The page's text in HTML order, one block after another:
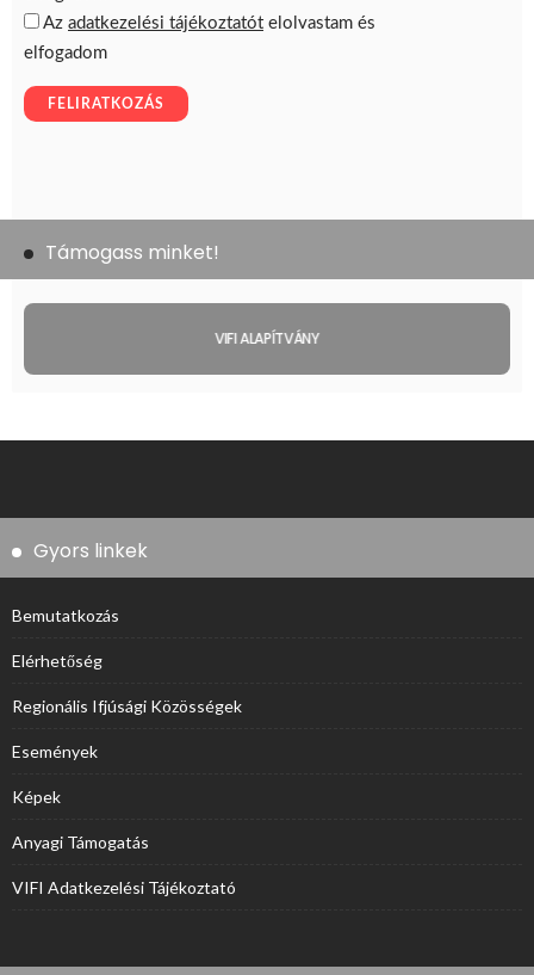
Támogass minket!
VIFI ALAPÍTVÁNY
Gyors linkek
Bemutatkozás
Elérhetőség
Regionális Ifjúsági Közösségek
Események
Képek
Anyagi Támogatás
VIFI Adatkezelési Tájékoztató